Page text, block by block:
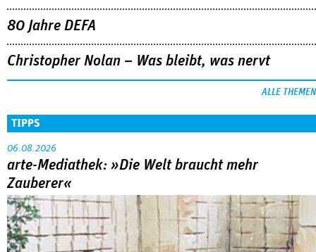
80 Jahre DEFA
Christopher Nolan – Was bleibt, was nervt
ALLE THEMEN
TIPPS
06.08.2026
arte-Mediathek: »Die Welt braucht mehr
Zauberer«